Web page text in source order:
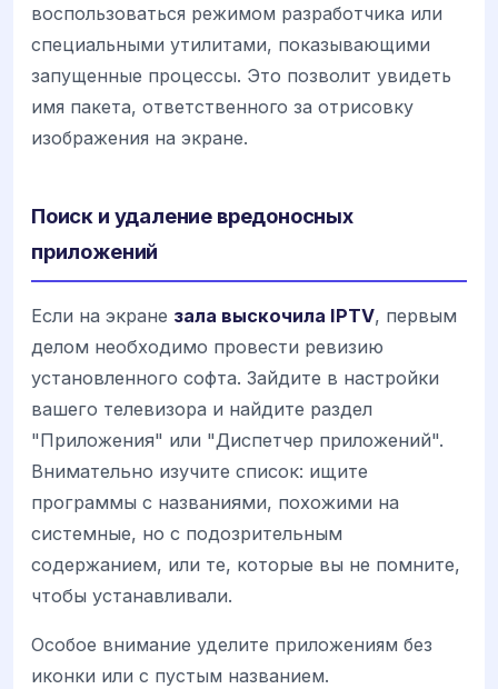
воспользоваться режимом разработчика или
специальными утилитами, показывающими
запущенные процессы. Это позволит увидеть
имя пакета, ответственного за отрисовку
изображения на экране.
Поиск и удаление вредоносных
приложений
Если на экране зала выскочила IPTV, первым
делом необходимо провести ревизию
установленного софта. Зайдите в настройки
вашего телевизора и найдите раздел
"Приложения" или "Диспетчер приложений".
Внимательно изучите список: ищите
программы с названиями, похожими на
системные, но с подозрительным
содержанием, или те, которые вы не помните,
чтобы устанавливали.
Особое внимание уделите приложениям без
иконки или с пустым названием.